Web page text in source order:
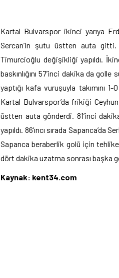
Kartal Bulvarspor ikinci yarıya
Sercan’In şutu üstten auta gitti.
Timurcioğlu değişikliği yapıldı.
baskınlığını 57’inci dakika da
yaptığı kafa vuruşuyla takımını
Kartal Bulvarspor’da frikiği
üstten auta gönderdi. 81’inci
yapıldı. 86’ıncı sırada
Sapanca beraberlik golü için
dört dakika uzatma sonrası başka
Kaynak: kent34.com